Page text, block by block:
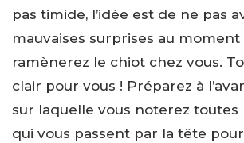
pas timide, l’idée est de ne pas
mauvaises surprises au moment
ramènerez le chiot chez vous.
clair pour vous ! Préparez à
sur laquelle vous noterez toutes
qui vous passent par la tête